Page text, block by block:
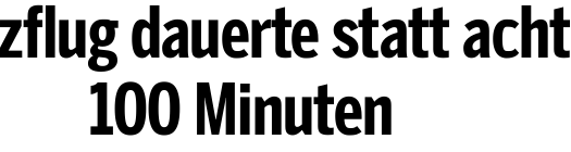
dauerte statt acht
100 Minuten